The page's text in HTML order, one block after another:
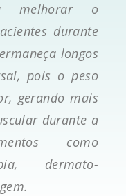
melhorar o
durante
longos
pois o peso
gerando mais
durante a
como
dermato-